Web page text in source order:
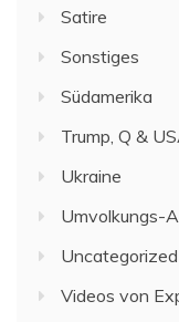
Satire
Sonstiges
Südamerika
Trump, Q &
Ukraine
Umvolkungs-
Uncategorized
Videos von